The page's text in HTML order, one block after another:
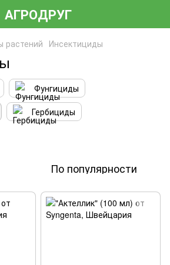
АГРОДРУГ
растений Инсектициды
Фунгициды
Гербициды
По популярности